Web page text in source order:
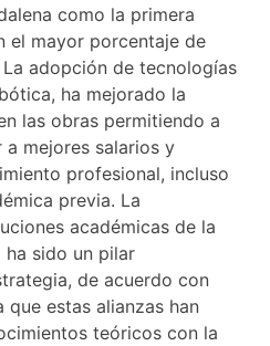
como la primera
el mayor porcentaje de
adopción de tecnologías
ha mejorado la
las obras permitiendo a
mejores salarios y
profesional, incluso
previa. La
académicas de la
ha sido un pilar
de acuerdo con
estas alianzas han
teóricos con la